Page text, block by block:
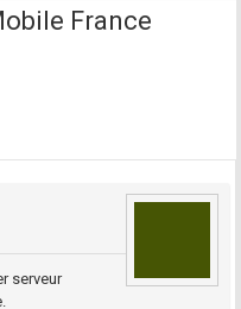
France
serveur